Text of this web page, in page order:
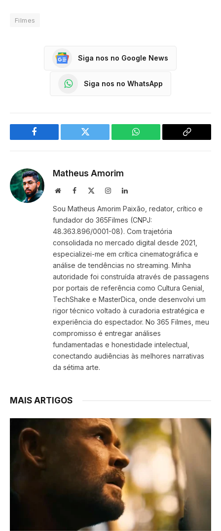
Filmes
Siga nos no Google News
Siga nos no WhatsApp
Facebook Twitter WhatsApp
Copy
Matheus Amorim
WebsiteFacebook InstagramLinkedIn
Sou Matheus Amorim Paixão, redator, crítico e
fundador do 365Filmes (CNPJ:
48.363.896/0001-08). Com trajetória
consolidada no mercado digital desde 2021,
especializei-me em crítica cinematográfica e
análise de tendências no streaming. Minha
autoridade foi construída através de passagens
por portais de referência como Cultura Genial,
TechShake e MasterDica, onde desenvolvi um
rigor técnico voltado à curadoria estratégica e
experiência do espectador. No 365 Filmes, meu
compromisso é entregar análises
fundamentadas e honestidade intelectual,
conectando audiências às melhores narrativas
da sétima arte.
MAIS ARTIGOS